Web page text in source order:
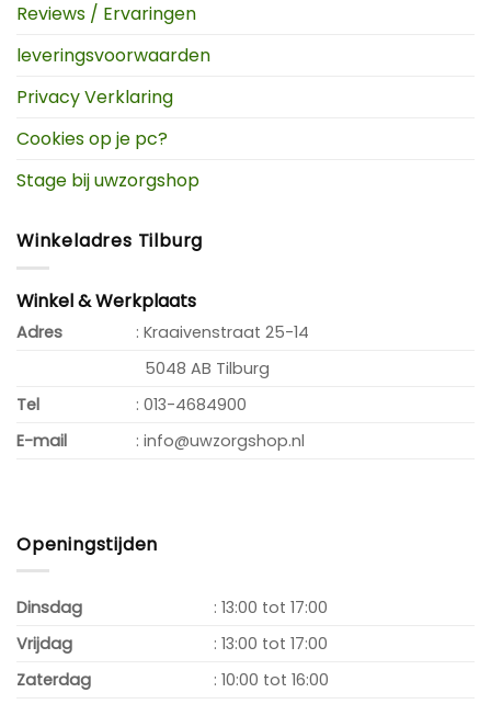
Reviews / Ervaringen
leveringsvoorwaarden
Privacy Verklaring
Cookies op je pc?
Stage bij uwzorgshop
Winkeladres Tilburg
Winkel & Werkplaats
Adres
: Kraaivenstraat 25-14
5048 AB Tilburg
Tel
: 013-4684900
E-mail
: info@uwzorgshop.nl
Openingstijden
Dinsdag
: 13:00 tot 17:00
Vrijdag
: 13:00 tot 17:00
Zaterdag
: 10:00 tot 16:00